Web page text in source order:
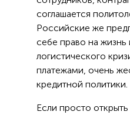
соглашается
Российские же
себе право на жизнь
логистического
платежами, очень
кредитной политики.
Если просто